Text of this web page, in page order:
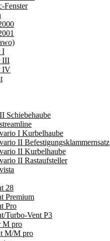
Fenster
I
III
IV
Schiebehaube
I Kurbelhaube
II Befestigungsklammernsatz
II Kurbelhaube
II Rastaufsteller
28
Premium
Pro
Turbo-Vent P3
M pro
M/M pro